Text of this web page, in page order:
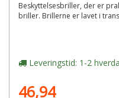
Beskyttelsesbriller, der er
briller. Brillerne er lavet i
Leveringstid: 1-2
46,94